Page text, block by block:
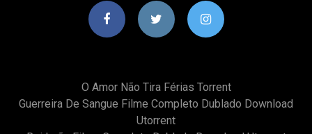
O Amor Não Tira Férias Torrent
Guerreira De Sangue Filme Completo Dublado Download
Utorrent